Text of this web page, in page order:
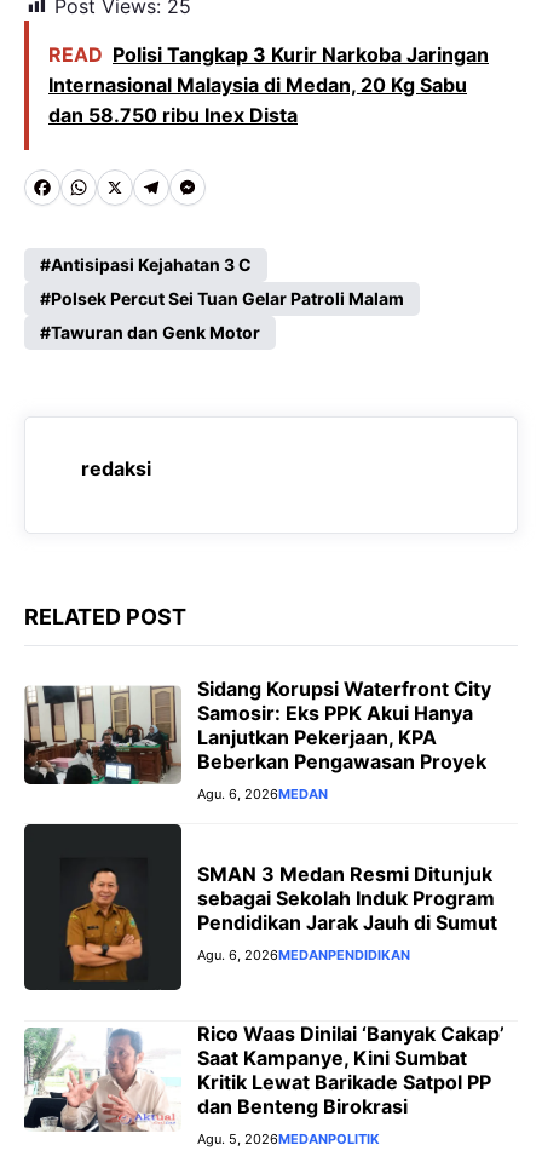
Post Views: 25
READ Polisi Tangkap 3 Kurir Narkoba Jaringan
Internasional Malaysia di Medan, 20 Kg Sabu
dan 58.750 ribu Inex Dista
F
c
e
b
o
W
a
t
s
p
p
X T
l
e
g
a
m
M
s
s
e
g
Antisipasi Kejahatan 3 C
Polsek Percut Sei Tuan Gelar Patroli Malam
Tawuran dan Genk Motor
redaksi
RELATED POST
Sidang Korupsi Waterfront City
Samosir: Eks PPK Akui Hanya
Lanjutkan Pekerjaan, KPA
Beberkan Pengawasan Proyek
Agu. 6, 2026MEDAN
SMAN 3 Medan Resmi Ditunjuk
sebagai Sekolah Induk Program
Pendidikan Jarak Jauh di Sumut
Agu. 6, 2026MEDANPENDIDIKAN
Rico Waas Dinilai ‘Banyak Cakap’
Saat Kampanye, Kini Sumbat
Kritik Lewat Barikade Satpol PP
dan Benteng Birokrasi
Agu. 5, 2026MEDANPOLITIK